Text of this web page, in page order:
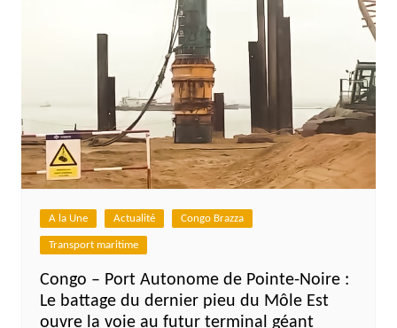
A la Une Actualité Congo Brazza
Transport maritime
Congo – Port Autonome de Pointe-Noire :
Le battage du dernier pieu du Môle Est
ouvre la voie au futur terminal géant